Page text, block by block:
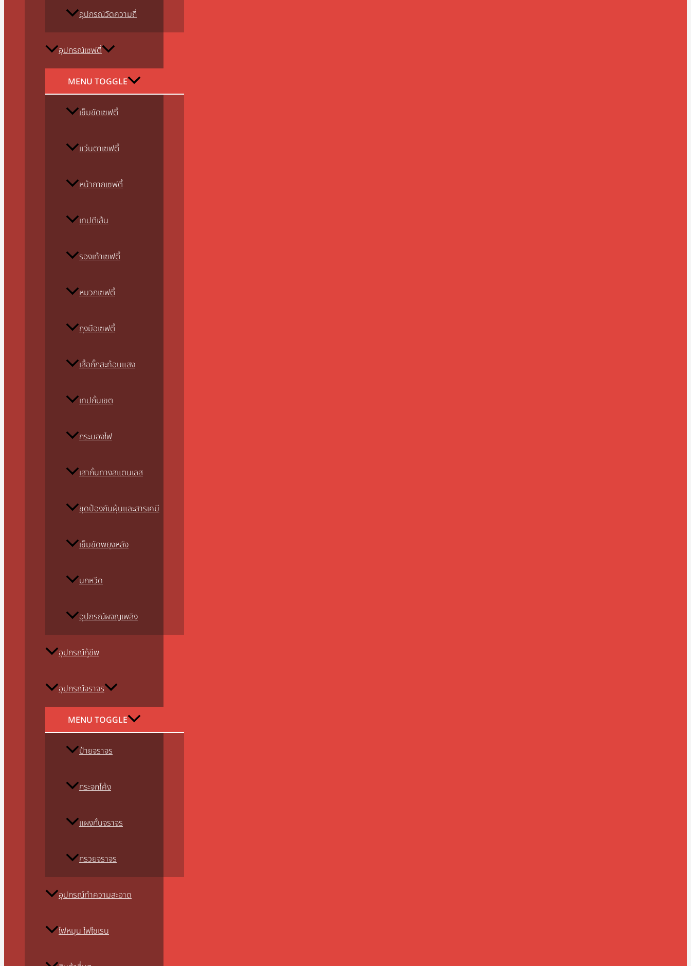
อุปกรณ์วัดความถี่
อุปกรณ์เซฟตี้
MENU TOGGLE
เข็มขัดเซฟตี้
แว่นตาเซฟตี้
หน้ากากเซฟตี้
เทปตีเส้น
รองเท้าเซฟตี้
หมวกเซฟตี้
ถุงมือเซฟตี้
เสื้อกั๊กสะท้อนแสง
เทปกั้นเขต
กระบองไฟ
เสากั้นทางสแตนเลส
ชุดป้องกันฝุ่นและสารเคมี
เข็มขัดพยุงหลัง
นกหวีด
อุปกรณ์ผจญเพลิง
อุปกรณ์กู้ชีพ
อุปกรณ์จราจร
MENU TOGGLE
ป้ายจราจร
กระจกโค้ง
แผงกั้นจราจร
กรวยจราจร
อุปกรณ์ทำความสะอาด
ไฟหมุน ไฟไซเรน